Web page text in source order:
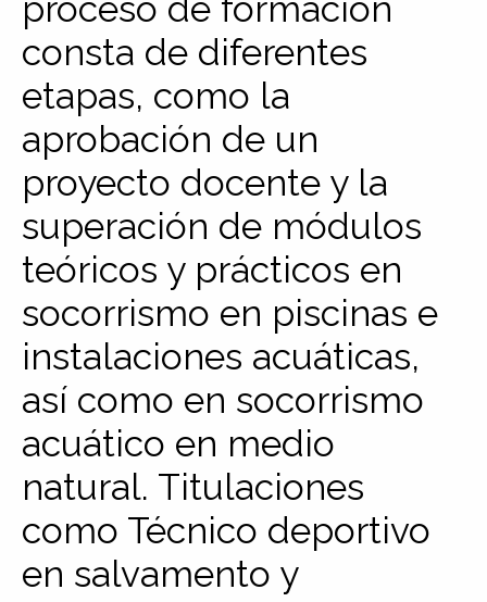
proceso de formación
consta de diferentes
etapas, como la
aprobación de un
proyecto docente y la
superación de módulos
teóricos y prácticos en
socorrismo en piscinas e
instalaciones acuáticas,
así como en socorrismo
acuático en medio
natural. Titulaciones
como Técnico deportivo
en salvamento y